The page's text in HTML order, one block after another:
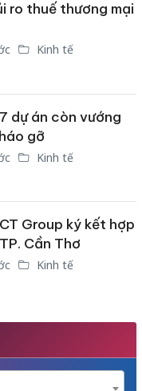
ro thuế thương mại
Kinh tế
dự án còn vướng
gỡ
Kinh tế
Group ký kết hợp
Cần Thơ
Kinh tế